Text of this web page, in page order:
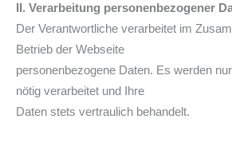
II. Verarbeitung personenbezogener
Der Verantwortliche verarbeitet im
Betrieb der Webseite
personenbezogene Daten. Es werden
nötig verarbeitet und Ihre
Daten stets vertraulich behandelt.